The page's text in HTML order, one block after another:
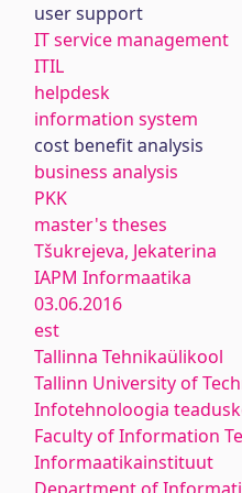
user support
IT service management
ITIL
helpdesk
information system
cost benefit analysis
business analysis
PKK
master's theses
Tšukrejeva, Jekaterina
IAPM Informaatika
03.06.2016
est
Tallinna Tehnikaülikool
Tallinn University of
Infotehnoloogia
Faculty of Information
Informaatikainstituut